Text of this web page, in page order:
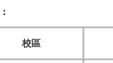
：
校區